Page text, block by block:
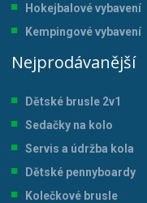
Hokejbalové vybavení
Kempingové vybavení
Nejprodávanější
Dětské brusle 2v1
Sedačky na kolo
Servis a údržba kola
Dětské pennyboardy
Kolečkové brusle